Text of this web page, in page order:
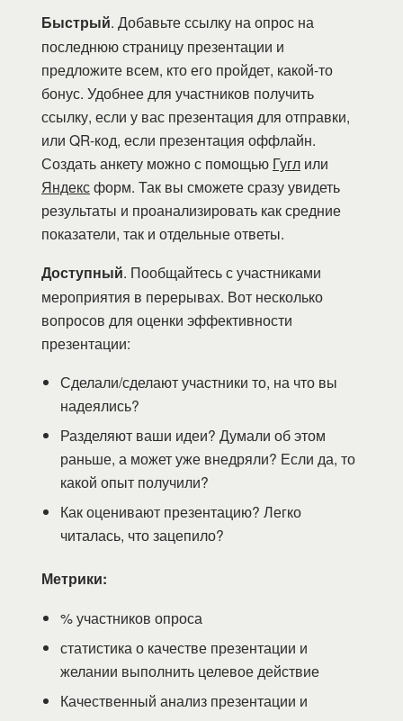
Быстрый. Добавьте ссылку на опрос на
последнюю страницу презентации и
предложите всем, кто его пройдет, какой-то
бонус. Удобнее для участников получить
ссылку, если у вас презентация для отправки,
или QR-код, если презентация оффлайн.
Создать анкету можно с помощью Гугл или
Яндексформ. Так вы сможете сразу увидеть
результаты и проанализировать как средние
показатели, так и отдельные ответы.
Доступный. Пообщайтесь с участниками
мероприятия в перерывах. Вот несколько
вопросов для оценки эффективности
презентации:
Сделали/сделают участники то, на что вы
надеялись?
Разделяют ваши идеи? Думали об этом
раньше, а может уже внедряли? Если да, то
какой опыт получили?
Как оценивают презентацию? Легко
читалась, что зацепило?
Метрики:
% участников опроса
статистика о качестве презентации и
желании выполнить целевое действие
Качественный анализ презентации и